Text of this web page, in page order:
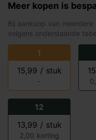
Meer kopen is
Bij aankoop van
volgens onderstaande
1
15,99 / stuk
-
12
13,99 / stuk
2,00 korting